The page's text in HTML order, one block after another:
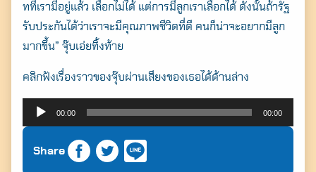
ทที่เรามีอยู่แล้ว เลือกไม่ได้ แต่การมีลูกเราเลือกได้ ดังนั้นถ้ารัฐ
รับประกันได้ว่าเราจะมีคุณภาพชีวิตที่ดี คนก็น่าจะอยากมีลูก
มากขึ้น” จุ๊บเอ่ยทิ้งท้าย
คลิกฟังเรื่องราวของจุ๊บผ่านเสียงของเธอได้ด้านล่าง
เล่น
ไฟล์
00:00 00:00
Share